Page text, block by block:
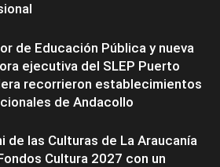
de Educación Pública y nueva
ejecutiva del SLEP Puerto
recorrieron establecimientos
de Andacollo
de las Culturas de La Araucanía
Cultura 2027 con un